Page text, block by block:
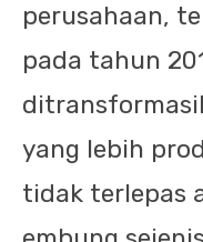
perusahaan,
pada tahun
yang lebih
tidak terlepas